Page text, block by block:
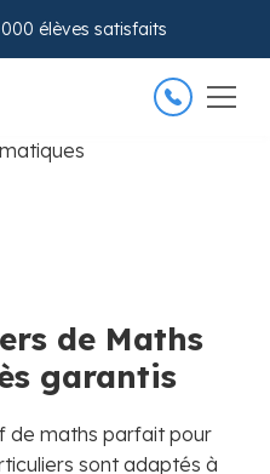
élèves satisfaits
de Maths
garantis
de maths parfait pour
sont adaptés à